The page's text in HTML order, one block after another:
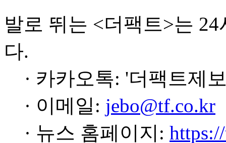
발로 뛰는 <더팩트>는
다.
· 카카오톡: '더팩트제
· 이메일: jebo@tf.co.kr
· 뉴스 홈페이지: